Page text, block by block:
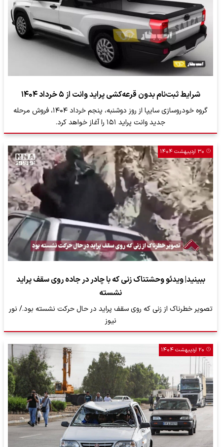
شرایط ثبت‌نام بدون قرعه‌کشی پراید وانت از ۵ خرداد ۱۴۰۴
گروه خودروسازی سایپا از روز دوشنبه، پنجم خرداد ۱۴۰۴، فروش مرحله
جدید وانت پراید ۱۵۱ را آغاز خواهد کرد.
۳۰ اردیبهشت ۱۴۰۴
ببینید| ویدئو وحشتناک زنی که با چادر در جاده روی سقف پراید
نشسته
تصویر خطرناک از زنی که روی سقف پراید در حال حرکت نشسته بود./ نور
نیوز
۲۰ اردیبهشت ۱۴۰۴